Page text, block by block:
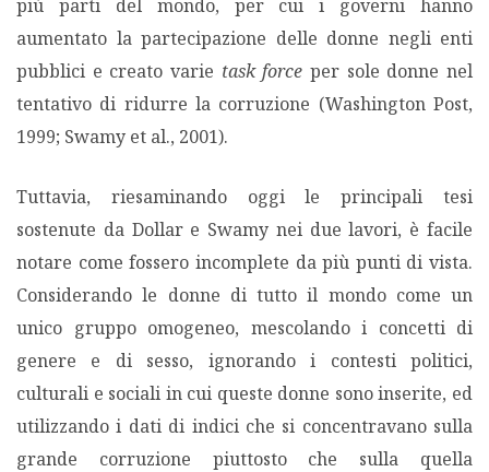
AUTORI
più parti del mondo, per cui i governi hanno
aumentato la partecipazione delle donne negli enti
pubblici e creato varie task force per sole donne nel
tentativo di ridurre la corruzione (Washington Post,
1999; Swamy et al., 2001).
Tuttavia, riesaminando oggi le principali tesi
sostenute da Dollar e Swamy nei due lavori, è facile
notare come fossero incomplete da più punti di vista.
Considerando le donne di tutto il mondo come un
unico gruppo omogeneo, mescolando i concetti di
genere e di sesso, ignorando i contesti politici,
culturali e sociali in cui queste donne sono inserite, ed
utilizzando i dati di indici che si concentravano sulla
grande corruzione piuttosto che sulla quella